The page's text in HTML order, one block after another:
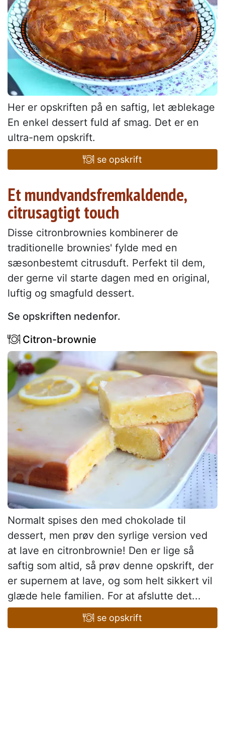
Her er opskriften på en saftig, let æblekage
En enkel dessert fuld af smag. Det er en
ultra-nem opskrift.
se opskrift
Et mundvandsfremkaldende,
citrusagtigt touch
Disse citronbrownies kombinerer de
traditionelle brownies' fylde med en
sæsonbestemt citrusduft. Perfekt til dem,
der gerne vil starte dagen med en original,
luftig og smagfuld dessert.
Se opskriften nedenfor.
Citron-brownie
Normalt spises den med chokolade til
dessert, men prøv den syrlige version ved
at lave en citronbrownie! Den er lige så
saftig som altid, så prøv denne opskrift, der
er supernem at lave, og som helt sikkert vil
glæde hele familien. For at afslutte det...
se opskrift